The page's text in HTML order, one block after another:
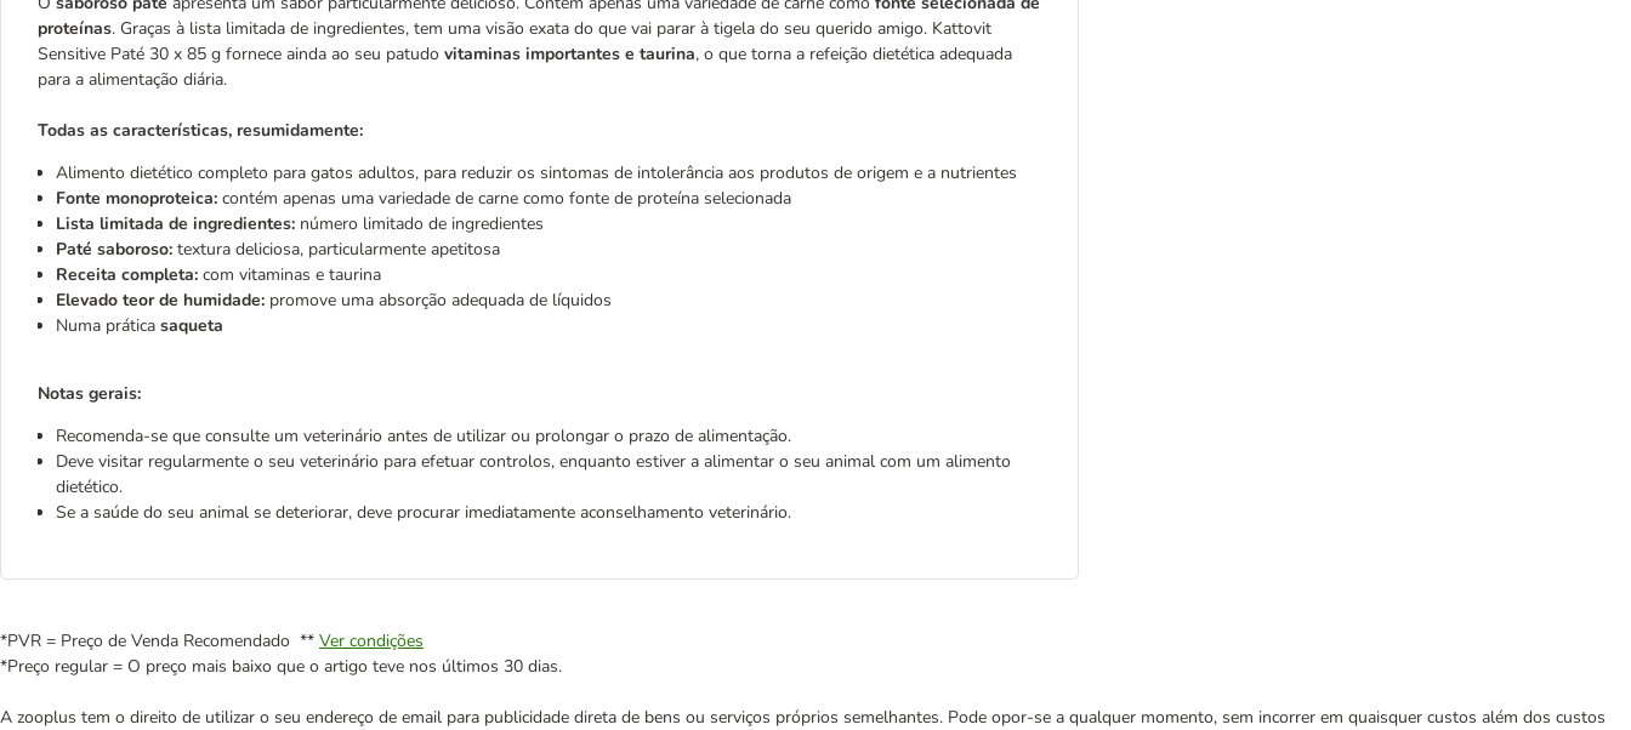
proteínas. Graças à lista limitada de ingredientes, tem uma visão exata do que vai parar à tigela do seu querido amigo. Kattovit
Sensitive Paté 30 x 85 g fornece ainda ao seu patudo vitaminas importantes e taurina, o que torna a refeição dietética adequada
para a alimentação diária.
Todas as características, resumidamente:
Alimento dietético completo para gatos adultos, para reduzir os sintomas de intolerância aos produtos de origem e a nutrientes
Fonte monoproteica: contém apenas uma variedade de carne como fonte de proteína selecionada
Lista limitada de ingredientes: número limitado de ingredientes
Paté saboroso: textura deliciosa, particularmente apetitosa
Receita completa: com vitaminas e taurina
Elevado teor de humidade: promove uma absorção adequada de líquidos
Numa prática saqueta
Notas gerais:
Recomenda-se que consulte um veterinário antes de utilizar ou prolongar o prazo de alimentação.
Deve visitar regularmente o seu veterinário para efetuar controlos, enquanto estiver a alimentar o seu animal com um alimento
dietético.
Se a saúde do seu animal se deteriorar, deve procurar imediatamente aconselhamento veterinário.
*PVR = Preço de Venda Recomendado ** Ver condições
*Preço regular = O preço mais baixo que o artigo teve nos últimos 30 dias.
A zooplus tem o direito de utilizar o seu endereço de email para publicidade direta de bens ou serviços próprios semelhantes. Pode opor-se a qualquer momento, sem incorrer em quaisquer custos além dos custos